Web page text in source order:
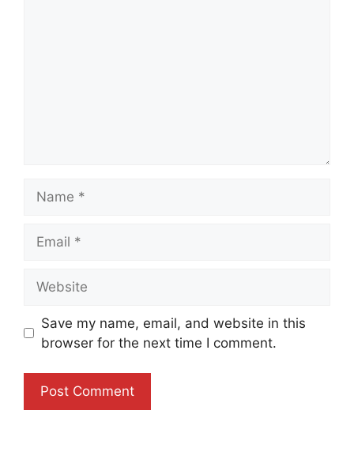
Save my name, email, and website in this
browser for the next time I comment.